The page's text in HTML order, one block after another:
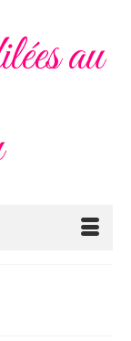
au